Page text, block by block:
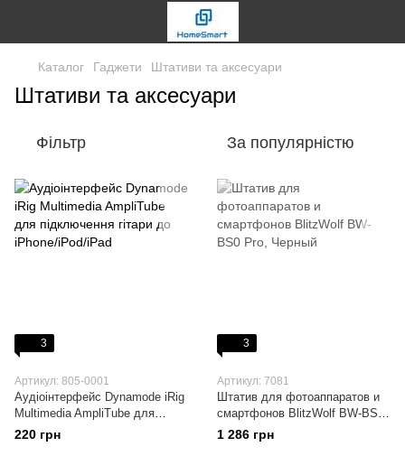
Каталог Гаджети Штативи та аксесуари
Штативи та аксесуари
Фільтр За популярністю
3
Артикул: 805-0001
Аудіоінтерфейс Dynamode iRig
Multimedia AmpliTube для
підключення гітари до
iPhone/iPod/iPad
220 грн
3
Артикул: 7081
Штатив для фотоаппаратов и
смартфонов BlitzWolf BW-BS0
Pro
1 286 грн